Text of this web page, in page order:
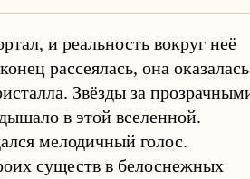
и реальность вокруг неё
рассеялась, она
Звёзды за
в этой вселенной.
мелодичный голос.
существ в белоснежных